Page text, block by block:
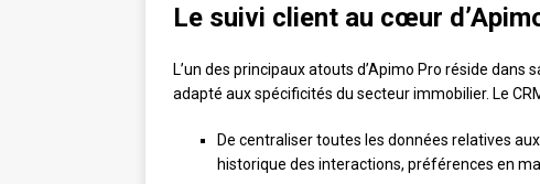
Le suivi client au cœur
L’un des principaux atouts d’Apimo Pro réside
adapté aux spécificités du secteur immobilier. Le
De centraliser toutes les données relatives
historique des interactions, préférences en